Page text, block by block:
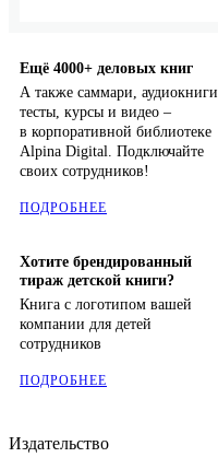
Ещё 4000+ деловых книг
А также саммари, аудиокниги,
тесты, курсы и видео –
в корпоративной библиотеке
Alpina Digital. Подключайте
своих сотрудников!
ПОДРОБНЕЕ
Хотите брендированный
тираж детской книги?
Книга с логотипом вашей
компании для детей
сотрудников
ПОДРОБНЕЕ
Издательство